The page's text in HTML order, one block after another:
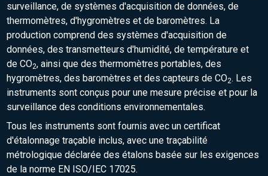
surveillance, de systèmes d'acquisition de données, de
thermomètres, d'hygromètres et de baromètres. La
production comprend des systèmes d'acquisition de
données, des transmetteurs d'humidité, de température et
de CO2, ainsi que des thermomètres portables, des
hygromètres, des baromètres et des capteurs de CO2. Les
instruments sont conçus pour une mesure précise et pour la
surveillance des conditions environnementales.
Tous les instruments sont fournis avec un certificat
d'étalonnage traçable inclus, avec une traçabilité
métrologique déclarée des étalons basée sur les exigences
de la norme EN ISO/IEC 17025.